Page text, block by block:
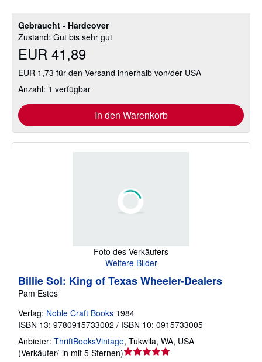
Gebraucht - Hardcover
Zustand: Gut bis sehr gut
EUR 41,89
EUR 1,73 für den Versand innerhalb von/der USA
Anzahl: 1 verfügbar
In den Warenkorb
Foto des Verkäufers
Weitere Bilder
Billie Sol: King of Texas Wheeler-Dealers
Pam Estes
Verlag: Noble Craft Books 1984
ISBN 13: 9780915733002 / ISBN 10: 0915733005
Anbieter: ThriftBooksVintage, Tukwila, WA, USA
(Verkäufer/-in mit 5 Sternen)Verkäuferbewertung